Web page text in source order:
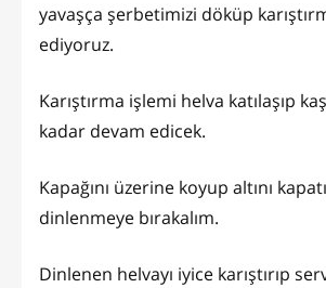
yavaşça şerbetimizi döküp
ediyoruz.
Karıştırma işlemi helva katılaşıp
kadar devam edicek.
Kapağını üzerine koyup altını
dinlenmeye bırakalım.
Dinlenen helvayı iyice karıştırıp